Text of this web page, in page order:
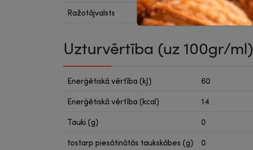
Ražotājvalsts Latvija
Uzturvērtība (uz 100gr/ml)
Enerģētiskā vērtība (kJ) 60
Enerģētiskā vērtība (kcal) 14
Tauki (g) 0
tostarp piesātinātās taukskābes (g) 0